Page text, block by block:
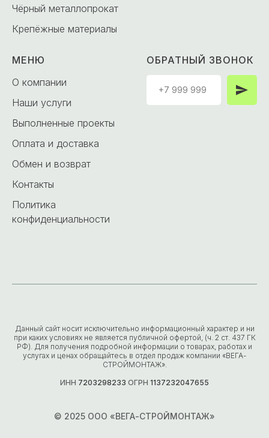
Чёрный металлопрокат
Крепёжные материалы
МЕНЮ
О компании
Наши услуги
Выполненные проекты
Оплата и доставка
Обмен и возврат
Контакты
Политика
конфиденциальности
ОБРАТНЫЙ ЗВОНОК
Данный сайт носит исключительно информационный характер и ни
при каких условиях не является публичной офертой, (ч. 2 ст. 437 ГК
РФ). Для получения подробной информации о товарах, работах и
услугах и ценах обращайтесь в отдел продаж компании «ВЕГА-
СТРОЙМОНТАЖ».
ИНН 7203298233 ОГРН 1137232047655
© 2025 ООО «ВЕГА-СТРОЙМОНТАЖ»